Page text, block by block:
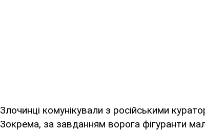
Злочинці комунікували з російськими
Зокрема, за завданням ворога фігуранти